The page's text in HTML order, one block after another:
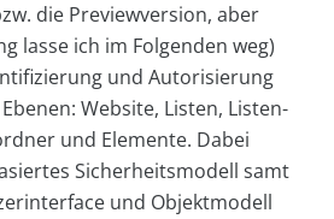
die Previewversion, aber
lasse ich im Folgenden weg)
und Autorisierung
Website, Listen, Listen-
und Elemente. Dabei
Sicherheitsmodell samt
und Objektmodell